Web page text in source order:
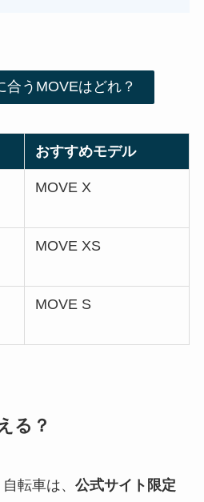
合うMOVEはどれ？
おすすめモデル
MOVE X
MOVE XS
MOVE S
る？
転車は、 公式サイト限定